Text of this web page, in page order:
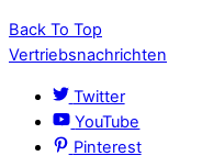
Back To Top
Vertriebsnachrichten
Twitter
YouTube
Pinterest